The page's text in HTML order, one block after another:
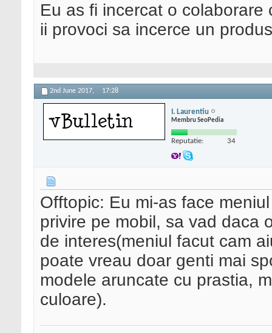
Eu as fi incercat o
ii provoci sa incerce un
2nd June 2017, 17:28
I. Laurentiu
Membru SeoPedia
Reputatie: 34
Offtopic: Eu mi-as face
privire pe mobil, sa vad daca
de interes(meniul facut cam
poate vreau doar genti mai
modele aruncate cu prastia,
culoare).